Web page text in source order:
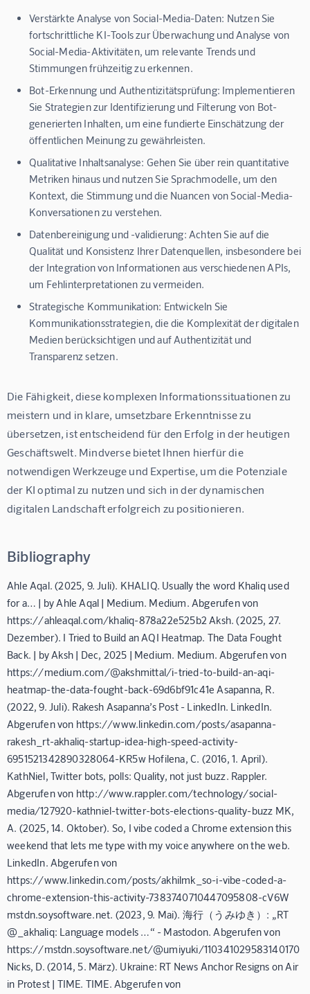
Verstärkte Analyse von Social-Media-Daten: Nutzen Sie
fortschrittliche KI-Tools zur Überwachung und Analyse von
Social-Media-Aktivitäten, um relevante Trends und
Stimmungen frühzeitig zu erkennen.
Bot-Erkennung und Authentizitätsprüfung: Implementieren
Sie Strategien zur Identifizierung und Filterung von Bot-
generierten Inhalten, um eine fundierte Einschätzung der
öffentlichen Meinung zu gewährleisten.
Qualitative Inhaltsanalyse: Gehen Sie über rein quantitative
Metriken hinaus und nutzen Sie Sprachmodelle, um den
Kontext, die Stimmung und die Nuancen von Social-Media-
Konversationen zu verstehen.
Datenbereinigung und -validierung: Achten Sie auf die
Qualität und Konsistenz Ihrer Datenquellen, insbesondere bei
der Integration von Informationen aus verschiedenen APIs,
um Fehlinterpretationen zu vermeiden.
Strategische Kommunikation: Entwickeln Sie
Kommunikationsstrategien, die die Komplexität der digitalen
Medien berücksichtigen und auf Authentizität und
Transparenz setzen.
Die Fähigkeit, diese komplexen Informationssituationen zu
meistern und in klare, umsetzbare Erkenntnisse zu
übersetzen, ist entscheidend für den Erfolg in der heutigen
Geschäftswelt. Mindverse bietet Ihnen hierfür die
notwendigen Werkzeuge und Expertise, um die Potenziale
der KI optimal zu nutzen und sich in der dynamischen
digitalen Landschaft erfolgreich zu positionieren.
Bibliography
Ahle Aqal. (2025, 9. Juli). KHALIQ. Usually the word Khaliq used
for a… | by Ahle Aqal | Medium. Medium. Abgerufen von
https://ahleaqal.com/khaliq-878a22e525b2 Aksh. (2025, 27.
Dezember). I Tried to Build an AQI Heatmap. The Data Fought
Back. | by Aksh | Dec, 2025 | Medium. Medium. Abgerufen von
https://medium.com/@akshmittal/i-tried-to-build-an-aqi-
heatmap-the-data-fought-back-69d6bf91c41e Asapanna, R.
(2022, 9. Juli). Rakesh ‎Asapanna’s Post - LinkedIn. LinkedIn.
Abgerufen von https://www.linkedin.com/posts/asapanna-
rakesh_rt-akhaliq-startup-idea-high-speed-activity-
6951521342890328064-KR5w Hofilena, C. (2016, 1. April).
KathNiel, Twitter bots, polls: Quality, not just buzz. Rappler.
Abgerufen von http://www.rappler.com/technology/social-
media/127920-kathniel-twitter-bots-elections-quality-buzz MK,
A. (2025, 14. Oktober). So, I vibe coded a Chrome extension this
weekend that lets me type with my voice anywhere on the web.
LinkedIn. Abgerufen von
https://www.linkedin.com/posts/akhilmk_so-i-vibe-coded-a-
chrome-extension-this-activity-7383740710447095808-cV6W
mstdn.soysoftware.net. (2023, 9. Mai). 海行（うみゆき）: „RT
@_akhaliq: Language models …“ - Mastodon. Abgerufen von
https://mstdn.soysoftware.net/@umiyuki/110341029583140170
Nicks, D. (2014, 5. März). Ukraine: RT News Anchor Resigns on Air
in Protest | TIME. TIME. Abgerufen von